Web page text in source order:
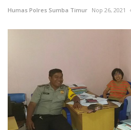
Humas Polres Sumba Timur Nop 26, 2021